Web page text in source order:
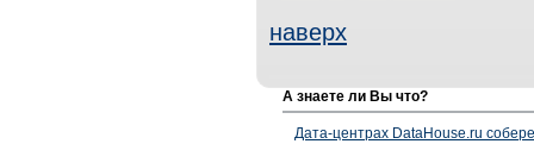
наверх
А знаете ли Вы что?
Дата-центрах DataHouse.ru